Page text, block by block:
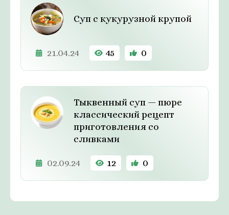
Суп с кукурузной крупой
21.04.24 45 0
Тыквенный суп — пюре
классический рецепт
приготовления со
сливками
02.09.24 12 0